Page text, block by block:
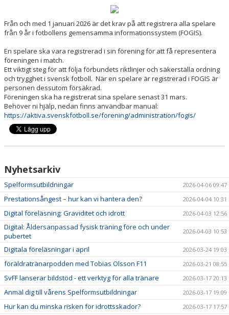
KONTAKT
ÖVNINGAR
UTBILDNINGAR
TRÄNING- OCH HÄLSA
REGISTERUTDRAG
TÄVLINGSDOKUMENT
DOMARUTBILDNING BARN- OCH UNGDOM
MIKROUTBILDNINGAR
Från och med 1 januari 2026 är det krav på att registrera alla spelare
från 9 år i fotbollens gemensamma informationssystem (FOGIS).
En spelare ska vara registrerad i sin förening för att få representera
föreningen i match.
Ett viktigt steg för att följa förbundets riktlinjer och säkerställa ordning
och trygghet i svensk fotboll. När en spelare är registrerad i FOGIS är
personen dessutom försäkrad.
Föreningen ska ha registrerat sina spelare senast 31 mars.
Behöver ni hjälp, nedan finns användbar manual:
https://aktiva.svenskfotboll.se/forening/administration/fogis/
Nyhetsarkiv
Spelformsutbildningar 2026-04-06 09:47
Prestationsångest – hur kan vi hantera den? 2026-04-04 10:31
Digital föreläsning: Graviditet och idrott 2026-04-03 12:56
Digital: Åldersanpassad fysisk träning före och under
pubertet
2026-04-03 10:53
Digitala föreläsningar i april 2026-03-24 19:03
föräldratränarpodden med Tobias Olsson F11 2026-03-21 08:55
SvFF lanserar bildstöd - ett verktyg för alla tränare 2026-03-17 20:13
Anmäl dig till vårens Spelformsutbildningar 2026-03-17 19:09
Hur kan du minska risken för idrottsskador? 2026-03-17 17:57